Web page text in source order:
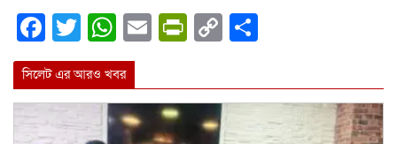
Facebook
Twitter
WhatsApp
EmailPrintFriendly
Copy
সিলেট এর আরও খবর